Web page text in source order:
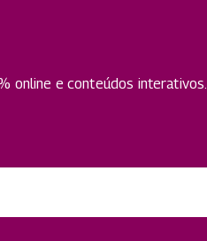
online e conteúdos interativos.